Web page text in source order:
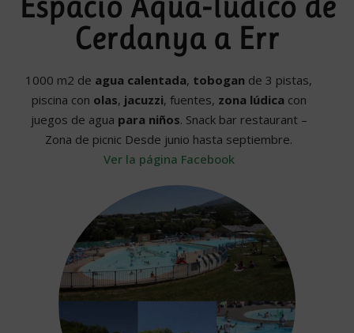
Cerdanya a Err
1000 m2 de agua calentada, tobogan de 3 pistas,
piscina con olas, jacuzzi, fuentes, zona lúdica con
juegos de agua para niños. Snack bar restaurant –
Zona de picnic Desde junio hasta septiembre.
Ver la página Facebook